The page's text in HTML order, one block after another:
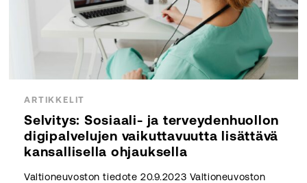
ARTIKKELIT
Selvitys: Sosiaali- ja terveydenhuollon
digipalvelujen vaikuttavuutta lisättävä
kansallisella ohjauksella
Valtioneuvoston tiedote 20.9.2023 Valtioneuvoston